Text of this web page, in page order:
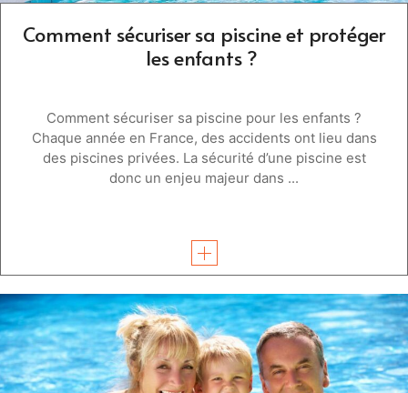
Comment sécuriser sa piscine et protéger
les enfants ?
Comment sécuriser sa piscine pour les enfants ?
Chaque année en France, des accidents ont lieu dans
des piscines privées. La sécurité d’une piscine est
donc un enjeu majeur dans ...